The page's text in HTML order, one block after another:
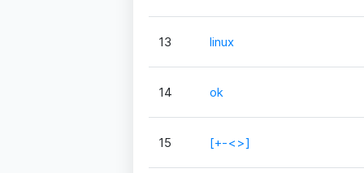
13 linux
14 ok
15 [+-<>]